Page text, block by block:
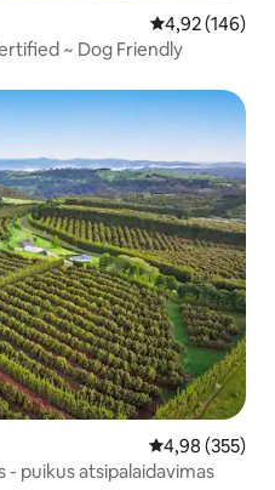
Vidutinis
4,92 (146)
~ Dog Friendly
Vidutinis
4,98 (355)
- puikus atsipalaidavimas